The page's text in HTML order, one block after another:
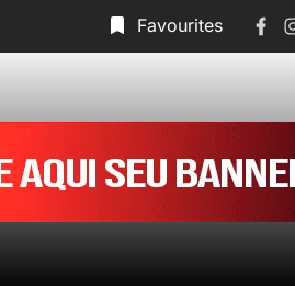
Favourites